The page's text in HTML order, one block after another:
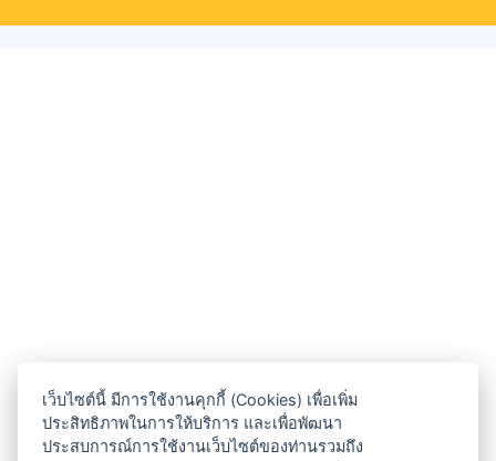
เว็บไซต์นี้ มีการใช้งานคุกกี้ (Cookies) เพื่อเพิ่ม
ประสิทธิภาพในการให้บริการ และเพื่อพัฒนา
ประสบการณ์การใช้งานเว็บไซต์ของท่านรวมถึง